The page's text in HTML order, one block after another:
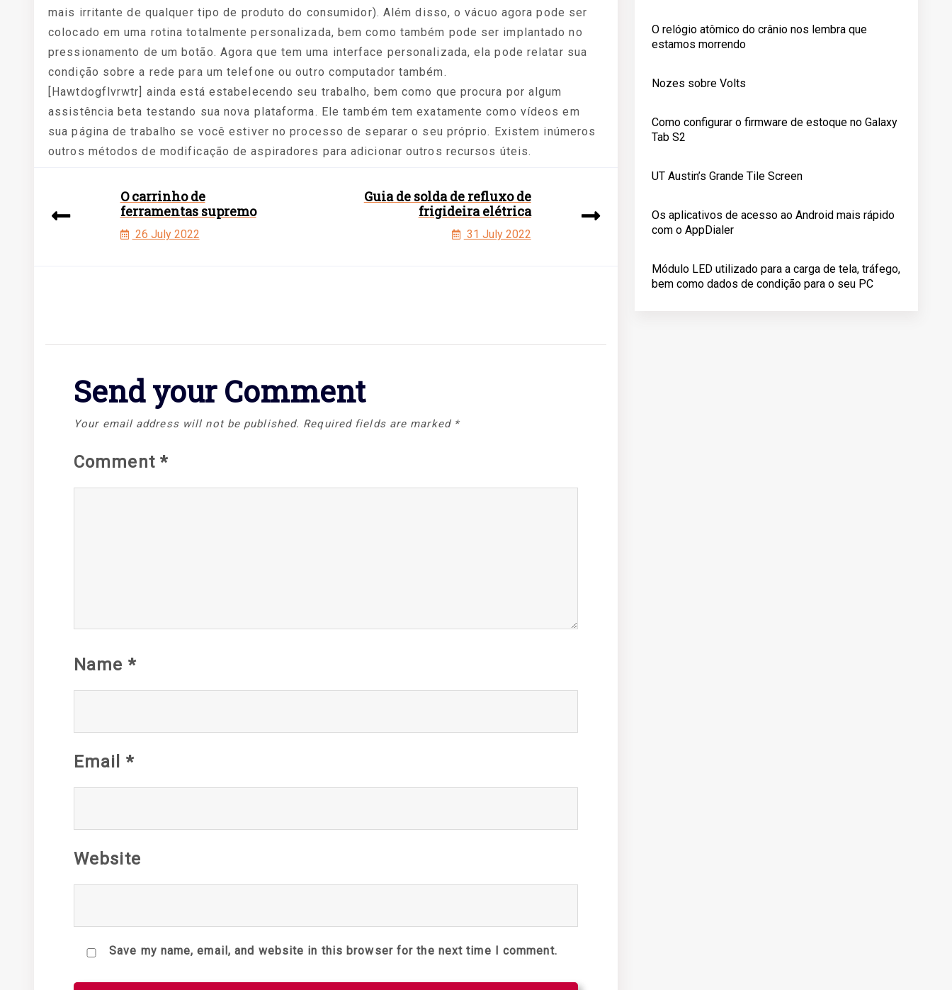
mais irritante de qualquer tipo de produto do consumidor). Além disso, o vácuo agora pode ser
colocado em uma rotina totalmente personalizada, bem como também pode ser implantado no
pressionamento de um botão. Agora que tem uma interface personalizada, ela pode relatar sua
condição sobre a rede para um telefone ou outro computador também.
[Hawtdogflvrwtr] ainda está estabelecendo seu trabalho, bem como que procura por algum
assistência beta testando sua nova plataforma. Ele também tem exatamente como vídeos em
sua página de trabalho se você estiver no processo de separar o seu próprio. Existem inúmeros
outros métodos de modificação de aspiradores para adicionar outros recursos úteis.
O carrinho de
ferramentas supremo
26 July 2022
Guia de solda de refluxo de
frigideira elétrica
31 July 2022
Send your Comment
Your email address will not be published. Required fields are marked *
Comment *
Name *
Email *
Website
Save my name, email, and website in this browser for the next time I comment.
O relógio atômico do crânio nos lembra que
estamos morrendo
Nozes sobre Volts
Como configurar o firmware de estoque no Galaxy
Tab S2
UT Austin’s Grande Tile Screen
Os aplicativos de acesso ao Android mais rápido
com o AppDialer
Módulo LED utilizado para a carga de tela, tráfego,
bem como dados de condição para o seu PC